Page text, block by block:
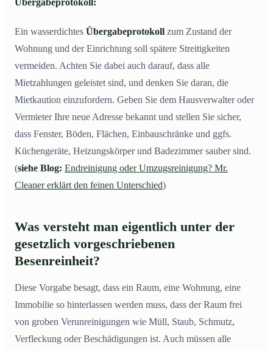
Übergabeprotokoll:
Ein wasserdichtes Übergabeprotokoll zum Zustand der
Wohnung und der Einrichtung soll spätere Streitigkeiten
vermeiden. Achten Sie dabei auch darauf, dass alle
Mietzahlungen geleistet sind, und denken Sie daran, die
Mietkaution einzufordern. Geben Sie dem Hausverwalter oder
Vermieter Ihre neue Adresse bekannt und stellen Sie sicher,
dass Fenster, Böden, Flächen, Einbauschränke und ggfs.
Küchengeräte, Heizungskörper und Badezimmer sauber sind.
(siehe Blog: Endreinigung oder Umzugsreinigung? Mr.
Cleaner erklärt den feinen Unterschied)
Was versteht man eigentlich unter der
gesetzlich vorgeschriebenen
Besenreinheit?
Diese Vorgabe besagt, dass ein Raum, eine Wohnung, eine
Immobilie so hinterlassen werden muss, dass der Raum frei
von groben Verunreinigungen wie Müll, Staub, Schmutz,
Verfleckung oder Beschädigungen ist. Auch müssen alle